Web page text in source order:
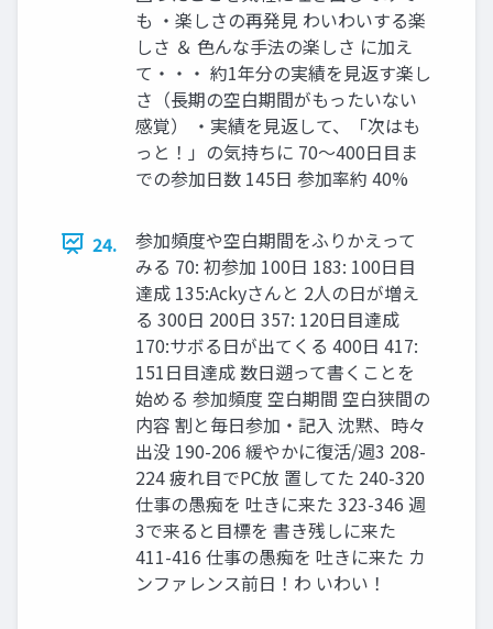
も ・楽しさの再発見 わいわいする楽
しさ ＆ 色んな手法の楽しさ に加え
て・・・ 約1年分の実績を見返す楽し
さ（長期の空白期間がもったいない
感覚） ・実績を見返して、「次はも
っと！」の気持ちに 70～400日目ま
での参加日数 145日 参加率約 40%
24.
参加頻度や空白期間をふりかえって
みる 70: 初参加 100日 183: 100日目
達成 135:Ackyさんと 2人の日が増え
る 300日 200日 357: 120日目達成
170:サボる日が出てくる 400日 417:
151日目達成 数日遡って書くことを
始める 参加頻度 空白期間 空白狭間の
内容 割と毎日参加・記入 沈黙、時々
出没 190-206 緩やかに復活/週3 208-
224 疲れ目でPC放 置してた 240-320
仕事の愚痴を 吐きに来た 323-346 週
3で来ると目標を 書き残しに来た
411-416 仕事の愚痴を 吐きに来た カ
ンファレンス前日！わ いわい！